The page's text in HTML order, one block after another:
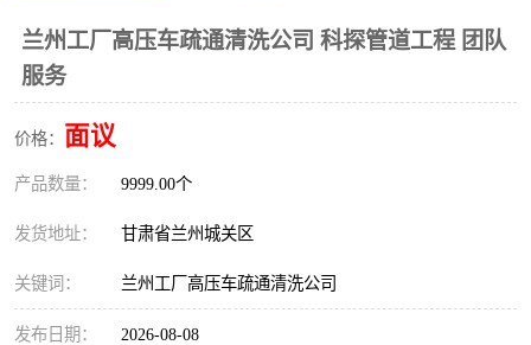
兰州工厂高压车疏通清洗公司 科探管道工程 团队
服务
价格： 面议
产品数量： 9999.00个
发货地址： 甘肃省兰州城关区
关键词： 兰州工厂高压车疏通清洗公司
发布日期： 2026-08-08